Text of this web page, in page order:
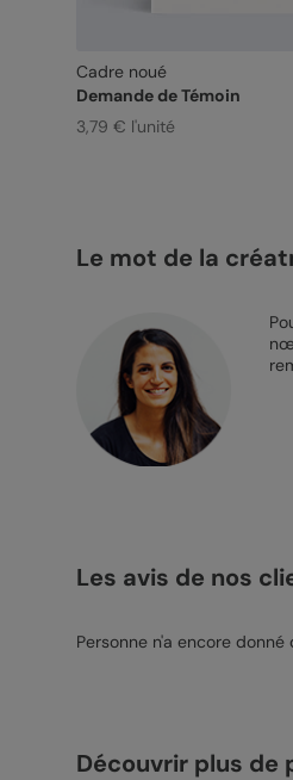
Cadre noué
Demande de Témoin
3,79 € l'unité
Le mot de la
Les avis de nos
Personne n'a encore
Découvrir plus de